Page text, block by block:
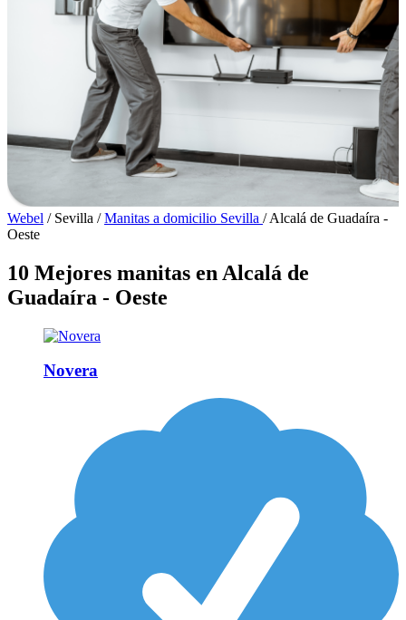
Webel / Sevilla / Manitas a domicilio Sevilla / Alcalá de Guadaíra -
Oeste
10 Mejores manitas en Alcalá de
Guadaíra - Oeste
Novera